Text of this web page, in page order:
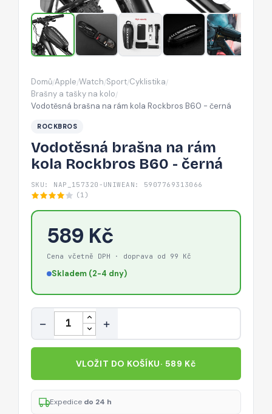
B60
-
černá
Domů/Apple/Watch/Sport/Cyklistika/
Brašny a tašky na kolo/
Vodotěsná brašna na rám kola Rockbros B60 - černá
ROCKBROS
Vodotěsná brašna na rám
kola Rockbros B60 - černá
SKU: NAP_157320-UNIWEAN: 5907769313066
(1)
589 Kč
Cena včetně DPH · doprava od 99 Kč
Skladem (2-4 dny)
Množství
− +
VLOŽIT DO KOŠÍKU· 589 Kč
Expedice do 24 h